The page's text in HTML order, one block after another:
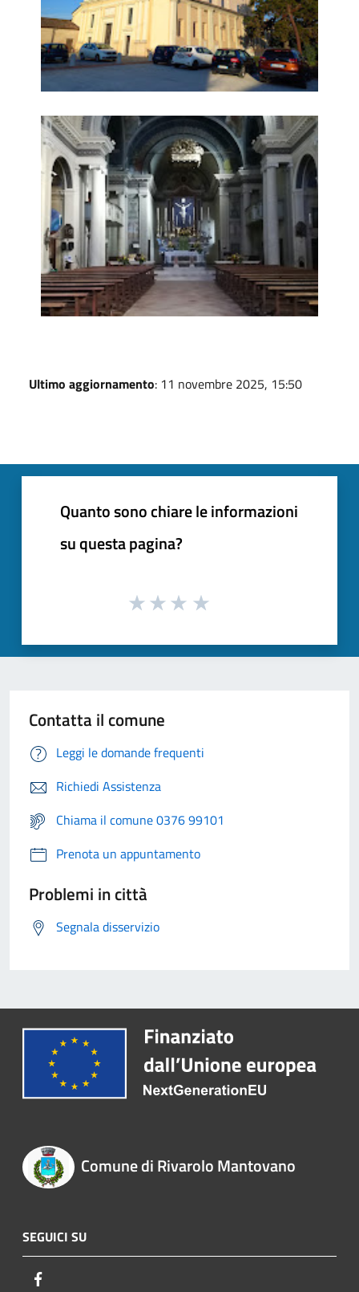
Chiesa
Ultimo aggiornamento: 11 novembre 2025, 15:50
Quanto sono chiare le informazioni
su questa pagina?
Contatta il comune
Leggi le domande frequenti
Richiedi Assistenza
Chiama il comune 0376 99101
Prenota un appuntamento
Problemi in città
Segnala disservizio
Comune di Rivarolo Mantovano
SEGUICI SU